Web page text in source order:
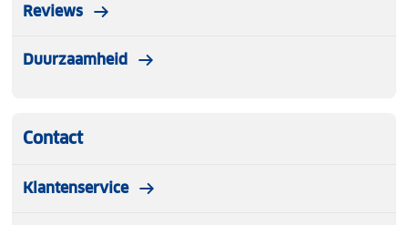
Reviews
Duurzaamheid
Contact
Klantenservice